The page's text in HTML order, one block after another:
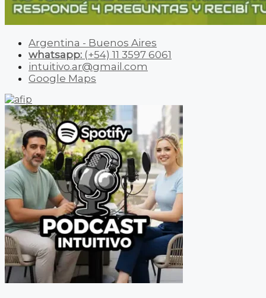
Argentina - Buenos Aires
whatsapp: (+54) 11 3597 6061
intuitivo.ar@gmail.com
Google Maps